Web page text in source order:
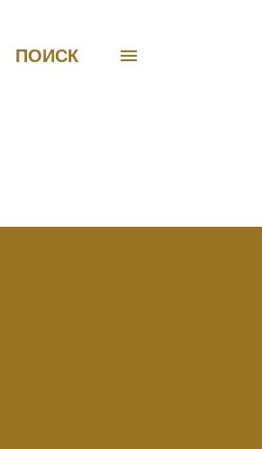
ПОИСК